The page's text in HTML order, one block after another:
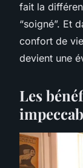
fait la
“soigné”. Et
confort de
devient une
Les